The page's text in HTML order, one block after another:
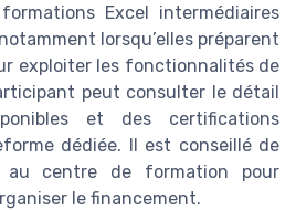
Excel intermédiaires
lorsqu’elles préparent
exploiter les fonctionnalités de
peut consulter le détail
et des certifications
dédiée. Il est conseillé de
au centre de formation pour
le financement.